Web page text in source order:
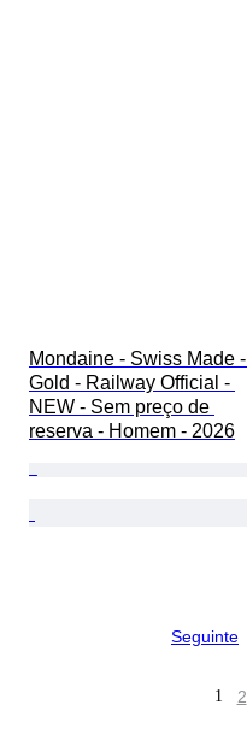
Mondaine - Swiss Made -
Gold - Railway Official -
NEW - Sem preço de
reserva - Homem - 2026
Seguinte
1 2